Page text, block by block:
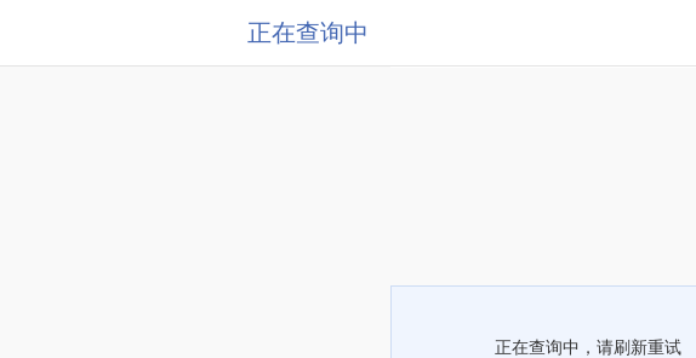
正在查询中
正在查询中，请刷新重试